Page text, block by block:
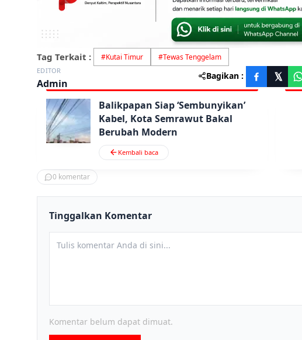
Tag Terkait : #Kutai Timur #Tewas Tenggelam
EDITOR
Admin
Bagikan :
Balikpapan Siap ‘Sembunyikan’
Kabel, Kota Semrawut Bakal
Berubah Modern
Kembali baca
0 komentar
Tinggalkan Komentar
Komentar belum dapat dimuat.